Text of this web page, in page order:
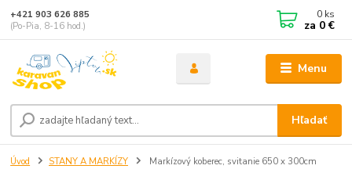
Menu
Hľadať
+421 903 626 885
(Po-Pia, 8-16 hod.)
0 ks
za 0 €
Úvod STANY A MARKÍZY Markízový koberec, svitanie 650 x 300cm